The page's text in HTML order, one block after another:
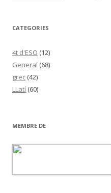
CATEGORIES
4t d'ESO (12)
General (68)
grec (42)
LLatí (60)
MEMBRE DE